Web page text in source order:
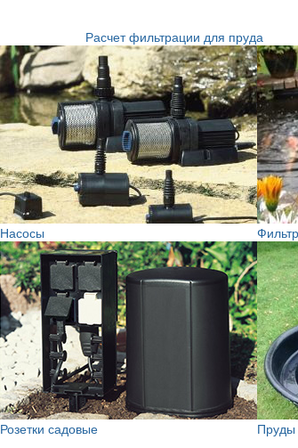
Расчет фильтрации для пруда
Насосы
Розетки садовые Пруды